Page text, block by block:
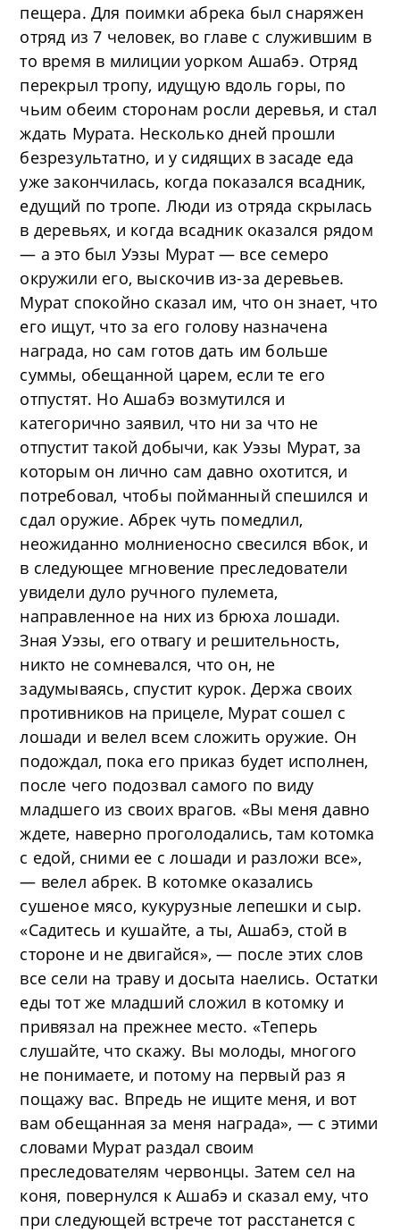
пещера. Для поимки абрека был снаряжен
отряд из 7 человек, во главе с служившим в
то время в милиции уорком Ашабэ. Отряд
перекрыл тропу, идущую вдоль горы, по
чьим обеим сторонам росли деревья, и стал
ждать Мурата. Несколько дней прошли
безрезультатно, и у сидящих в засаде еда
уже закончилась, когда показался всадник,
едущий по тропе. Люди из отряда скрылась
в деревьях, и когда всадник оказался рядом
— а это был Уэзы Мурат — все семеро
окружили его, выскочив из-за деревьев.
Мурат спокойно сказал им, что он знает, что
его ищут, что за его голову назначена
награда, но сам готов дать им больше
суммы, обещанной царем, если те его
отпустят. Но Ашабэ возмутился и
категорично заявил, что ни за что не
отпустит такой добычи, как Уэзы Мурат, за
которым он лично сам давно охотится, и
потребовал, чтобы пойманный спешился и
сдал оружие. Абрек чуть помедлил,
неожиданно молниеносно свесился вбок, и
в следующее мгновение преследователи
увидели дуло ручного пулемета,
направленное на них из брюха лошади.
Зная Уэзы, его отвагу и решительность,
никто не сомневался, что он, не
задумываясь, спустит курок. Держа своих
противников на прицеле, Мурат сошел с
лошади и велел всем сложить оружие. Он
подождал, пока его приказ будет исполнен,
после чего подозвал самого по виду
младшего из своих врагов. «Вы меня давно
ждете, наверно проголодались, там котомка
с едой, сними ее с лошади и разложи все»,
— велел абрек. В котомке оказались
сушеное мясо, кукурузные лепешки и сыр.
«Садитесь и кушайте, а ты, Ашабэ, стой в
стороне и не двигайся», — после этих слов
все сели на траву и досыта наелись. Остатки
еды тот же младший сложил в котомку и
привязал на прежнее место. «Теперь
слушайте, что скажу. Вы молоды, многого
не понимаете, и потому на первый раз я
пощажу вас. Впредь не ищите меня, и вот
вам обещанная за меня награда», — с этими
словами Мурат раздал своим
преследователям червонцы. Затем сел на
коня, повернулся к Ашабэ и сказал ему, что
при следующей встрече тот расстанется с